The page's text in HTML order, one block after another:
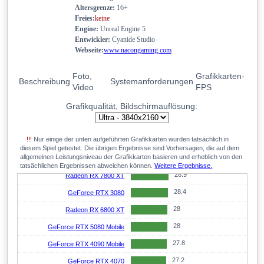
Altersgrenze: 16+
Freies:keine
Engine: Unreal Engine 5
Entwickler: Cyanide Studio
Webseite:www.nacongaming.com
Beschreibung
Foto,
Video
Systemanforderungen
Grafikkarten-
FPS
Grafikqualität, Bildschirmauflösung:
!!! Nur einige der unten aufgeführten Grafikkarten wurden tatsächlich in
diesem Spiel getestet. Die übrigen Ergebnisse sind Vorhersagen, die auf dem
allgemeinen Leistungsniveau der Grafikkarten basieren und erheblich von den
tatsächlichen Ergebnissen abweichen können.Weitere Ergebnisse.
GeForce RTX 4070 Ti
GeForce RTX 5090 Mobile
Radeon RX 6950 XT
Radeon RX 6900 XT Liquid Cooled
GeForce RTX 5070
GeForce RTX 3080 Ti
Radeon RX 9070 GRE 30.6
GeForce RTX 4070 SUPER
Radeon RX 7900 GRE 29.9
GeForce RTX 3080 12GB 29.3
Radeon RX 7800 XT 28.9
GeForce RTX 3080 28.4
Radeon RX 6800 XT 28
GeForce RTX 5080 Mobile 28
GeForce RTX 4090 Mobile 27.8
GeForce RTX 4070 27.2